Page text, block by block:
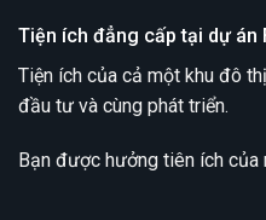
Tiện ích đẳng cấp tại dự án
Tiện ích của cả một khu đô
đầu tư và cùng phát triển.
Bạn được hưởng tiên ích